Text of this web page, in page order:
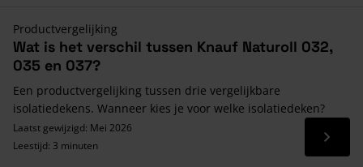
Productvergelijking
Wat is het verschil tussen Knauf Naturoll 032,
035 en 037?
Een productvergelijking tussen drie vergelijkbare
isolatiedekens. Wanneer kies je voor welke isolatiedeken?
Laatst gewijzigd: Mei 2026
Leestijd: 3 minuten
Lees